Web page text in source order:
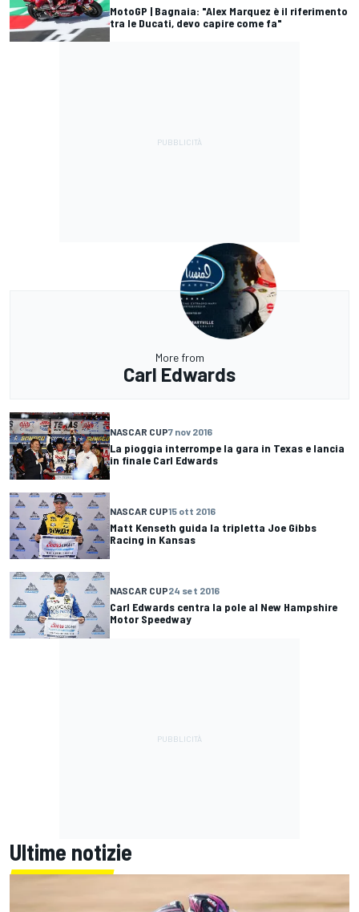
MotoGP | Bagnaia: "Alex Marquez è il riferimento
tra le Ducati, devo capire come fa"
More from
Carl Edwards
NASCAR CUP7 nov 2016
La pioggia interrompe la gara in Texas e lancia
in finale Carl Edwards
NASCAR CUP15 ott 2016
Matt Kenseth guida la tripletta Joe Gibbs
Racing in Kansas
NASCAR CUP24 set 2016
Carl Edwards centra la pole al New Hampshire
Motor Speedway
Ultime notizie